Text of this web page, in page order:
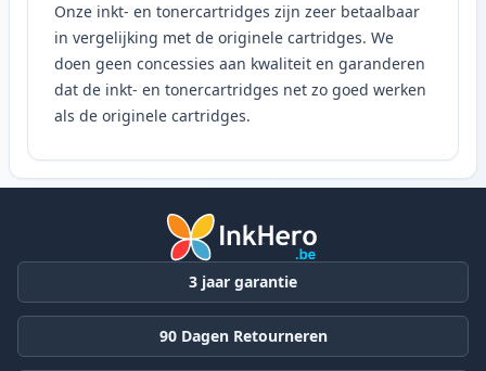
Onze inkt- en tonercartridges zijn zeer betaalbaar
in vergelijking met de originele cartridges. We
doen geen concessies aan kwaliteit en garanderen
dat de inkt- en tonercartridges net zo goed werken
als de originele cartridges.
3 jaar garantie
90 Dagen Retourneren